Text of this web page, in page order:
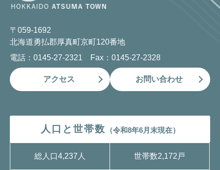
〒059-1692
北海道勇払郡厚真町京町120番地
電話：0145-27-2321 Fax：0145-27-2328
アクセス お問い合わせ
人口と世帯数 （令和8年6月末現在）
総人口4,237人 世帯数2,172戸